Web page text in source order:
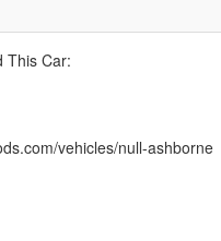
This Car:
vehicles/null-ashborne